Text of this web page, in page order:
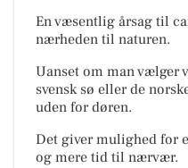
En væsentlig årsag til
nærheden til naturen.
Uanset om man vælger
svensk sø eller de
uden for døren.
Det giver mulighed for
og mere tid til nærvær.